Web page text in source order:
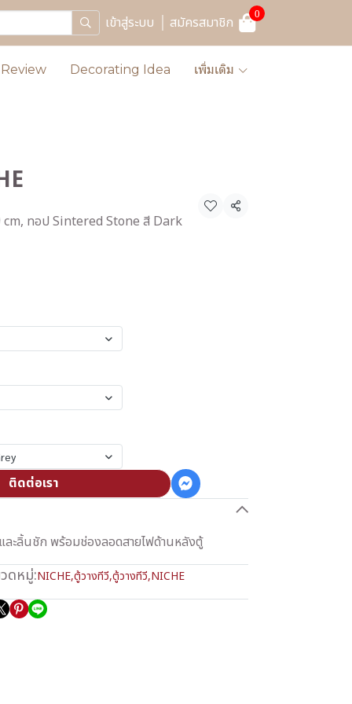
เข้าสู่ระบบ สมัครสมาชิก 0
Review Decorating Idea เพิ่มเติม
ทอป Sintered Stone สี Dark
แชร์
ติดต่อเรา
ละลิ้นชัก พร้อมช่องลอดสายไฟด้านหลังตู้
ดหมู่:NICHE,ตู้วางทีวี,ตู้วางทีวี,NICHE